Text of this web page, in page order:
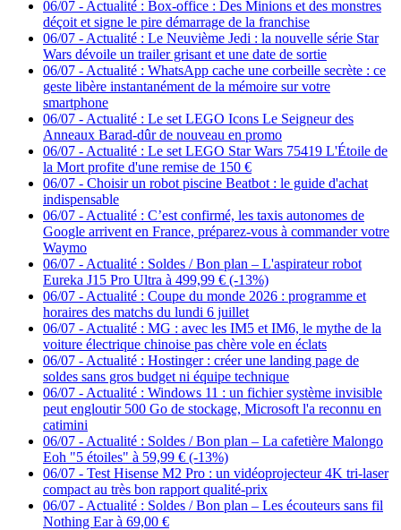
06/07 - Actualité : Box-office : Des Minions et des monstres
déçoit et signe le pire démarrage de la franchise
06/07 - Actualité : Le Neuvième Jedi : la nouvelle série Star
Wars dévoile un trailer grisant et une date de sortie
06/07 - Actualité : WhatsApp cache une corbeille secrète : ce
geste libère instantanément de la mémoire sur votre
smartphone
06/07 - Actualité : Le set LEGO Icons Le Seigneur des
Anneaux Barad-dûr de nouveau en promo
06/07 - Actualité : Le set LEGO Star Wars 75419 L'Étoile de
la Mort profite d'une remise de 150 €
06/07 - Choisir un robot piscine Beatbot : le guide d'achat
indispensable
06/07 - Actualité : C’est confirmé, les taxis autonomes de
Google arrivent en France, préparez-vous à commander votre
Waymo
06/07 - Actualité : Soldes / Bon plan – L'aspirateur robot
Eureka J15 Pro Ultra à 499,99 € (-13%)
06/07 - Actualité : Coupe du monde 2026 : programme et
horaires des matchs du lundi 6 juillet
06/07 - Actualité : MG : avec les IM5 et IM6, le mythe de la
voiture électrique chinoise pas chère vole en éclats
06/07 - Actualité : Hostinger : créer une landing page de
soldes sans gros budget ni équipe technique
06/07 - Actualité : Windows 11 : un fichier système invisible
peut engloutir 500 Go de stockage, Microsoft l'a reconnu en
catimini
06/07 - Actualité : Soldes / Bon plan – La cafetière Malongo
Eoh "5 étoiles" à 59,99 € (-13%)
06/07 - Test Hisense M2 Pro : un vidéoprojecteur 4K tri-laser
compact au très bon rapport qualité-prix
06/07 - Actualité : Soldes / Bon plan – Les écouteurs sans fil
Nothing Ear à 69,00 €